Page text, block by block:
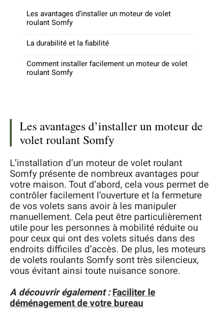
Les avantages d’installer un moteur de volet
roulant Somfy
La durabilité et la fiabilité
Comment installer facilement un moteur de volet
roulant Somfy
Les avantages d’installer un moteur de
volet roulant Somfy
L’installation d’un moteur de volet roulant
Somfy présente de nombreux avantages pour
votre maison. Tout d’abord, cela vous permet de
contrôler facilement l’ouverture et la fermeture
de vos volets sans avoir à les manipuler
manuellement. Cela peut être particulièrement
utile pour les personnes à mobilité réduite ou
pour ceux qui ont des volets situés dans des
endroits difficiles d’accès. De plus, les moteurs
de volets roulants Somfy sont très silencieux,
vous évitant ainsi toute nuisance sonore.
A découvrir également :Faciliter le
déménagement de votre bureau